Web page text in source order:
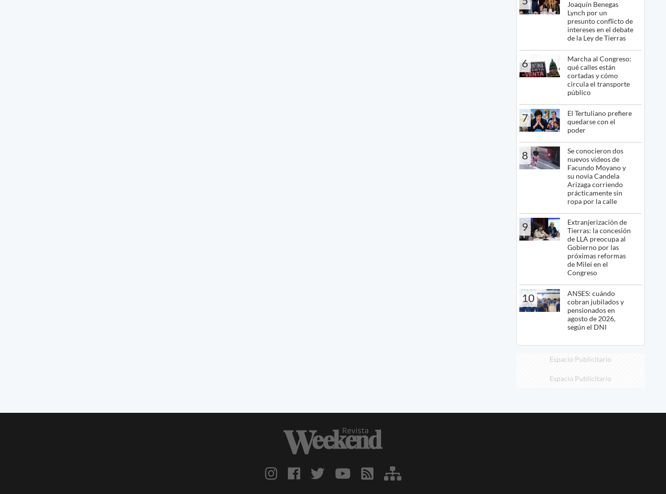
Joaquín Benegas
Lynch por un
presunto conflicto de
intereses en el debate
de la Ley de Tierras
6
Marcha al Congreso:
qué calles están
cortadas y cómo
circula el transporte
público
7
El Tertuliano prefiere
quedarse con el
poder
8
Se conocieron dos
nuevos videos de
Facundo Moyano y
su novia Candela
Arizaga corriendo
prácticamente sin
ropa por la calle
9
Extranjerización de
Tierras: la concesión
de LLA preocupa al
Gobierno por las
próximas reformas
de Milei en el
Congreso
10
ANSES: cuándo
cobran jubilados y
pensionados en
agosto de 2026,
según el DNI
Espacio Publicitario
Espacio Publicitario